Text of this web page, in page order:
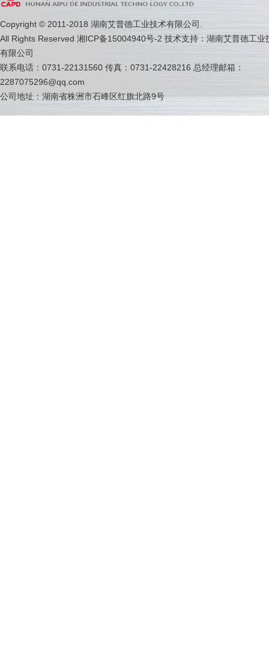
Copyright © 2011-2018 湖南艾普德工业技术有限公司.
All Rights Reserved 湘ICP备15004940号-2 技术支持：湖南艾普德工业
有限公司
联系电话：0731-22131560 传真：0731-22428216 总经理邮箱：
2287075296@qq.com
公司地址：湖南省株洲市石峰区红旗北路9号